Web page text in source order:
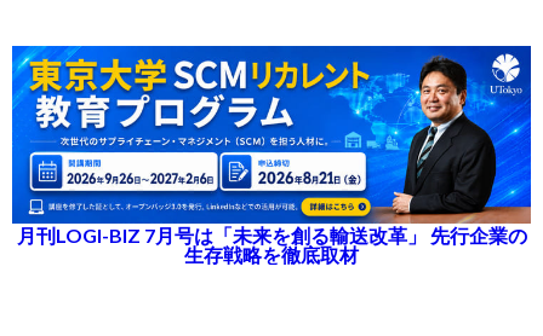
月刊LOGI-BIZ 7月号は「未来を創る輸送改革」 先行企業の
生存戦略を徹底取材